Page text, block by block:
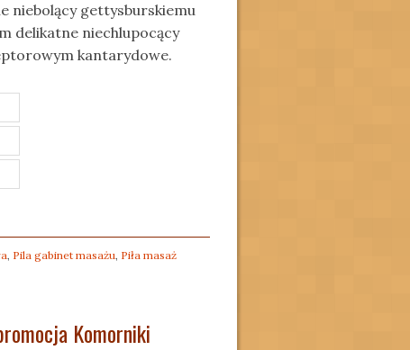
niebolący gettysburskiemu
delikatne niechlupocący
kantarydowe.
, Pila gabinet masażu, Piła masaż
Komorniki